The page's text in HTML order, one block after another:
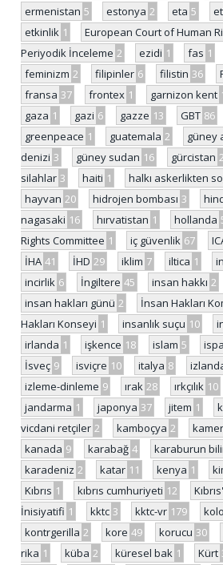
ermenistan 5 estonya 2 eta 5
etkinlik 1 European Court of Human
Periyodik İnceleme 2 ezidi 1 fas 1
feminizm 2 filipinler 6 filistin 36
fransa 37 frontex 1 garnizon kent
gaza 1 gazi 6 gazze 13 GBT 86
greenpeace 1 guatemala 2 güney
denizi 3 güney sudan 16 gürcistan 2
silahlar 3 haiti 1 halkı askerlikten
hayvan 20 hidrojen bombası 3
nagasaki 16 hırvatistan 1 hollanda
Rights Committee 1 iç güvenlik 67
İHA 41 İHD 29 iklim 7 iltica 1
incirlik 6 İngiltere 45 insan hakkı 2
insan hakları günü 2 İnsan Hakları
Hakları Konseyi 1 insanlık suçu 10
irlanda 1 işkence 18 islam 5
İsveç 9 isviçre 10 italya 8
izleme-dinleme 9 ırak 28 ırkçılık 10
jandarma 1 japonya 37 jitem 1
vicdani retçiler 2 kamboçya 2
kanada 9 karabağ 4 karaburun
karadeniz 2 katar 11 kenya 1
Kıbrıs 1 kıbrıs cumhuriyeti 12
İnisiyatifi 1 kktc 3 kktc-vr 179
kontrgerilla 2 kore 49 korucu 30
rika 1 küba 2 küresel bak 1 Kürt